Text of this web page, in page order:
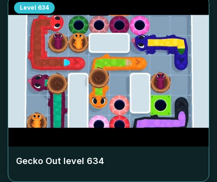
Level 634
Gecko Out level 634